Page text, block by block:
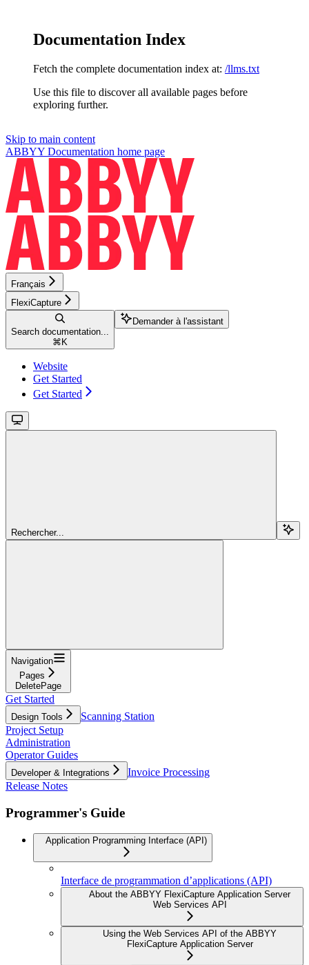
Documentation Index
Fetch the complete documentation index at: /llms.txt
Use this file to discover all available pages before
exploring further.
Skip to main content
ABBYY Documentation home page
Français
FlexiCapture
Search documentation...
⌘ K
Demander à l'assistant
Website
Get Started
Get Started
Rechercher...
Navigation
Pages
DeletePage
Get Started
Design Tools
Scanning Station
Project Setup
Administration
Operator Guides
Developer & Integrations
Invoice Processing
Release Notes
Programmer's Guide
Application Programming Interface (API)
Interface de programmation d’applications (API)
About the ABBYY FlexiCapture Application Server
Web Services API
Using the Web Services API of the ABBYY
FlexiCapture Application Server